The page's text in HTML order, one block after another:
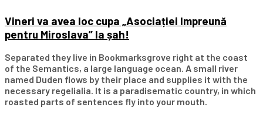
Vineri va avea loc cupa „Asociației Impreună
pentru Miroslava” la șah!
Separated they live in Bookmarksgrove right at the coast
of the Semantics, a large language ocean. A small river
named Duden flows by their place and supplies it with the
necessary regelialia. It is a paradisematic country, in which
roasted parts of sentences fly into your mouth.